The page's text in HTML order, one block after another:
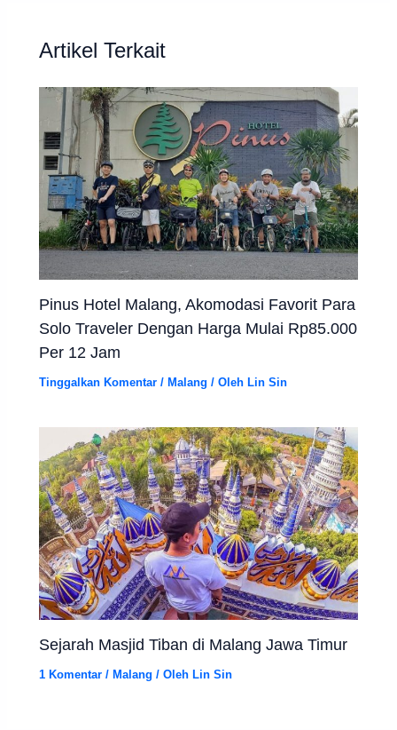
Artikel Terkait
Pinus Hotel Malang, Akomodasi Favorit Para
Solo Traveler Dengan Harga Mulai Rp85.000
Per 12 Jam
Tinggalkan Komentar / Malang / Oleh Lin Sin
Sejarah Masjid Tiban di Malang Jawa Timur
1 Komentar / Malang / Oleh Lin Sin